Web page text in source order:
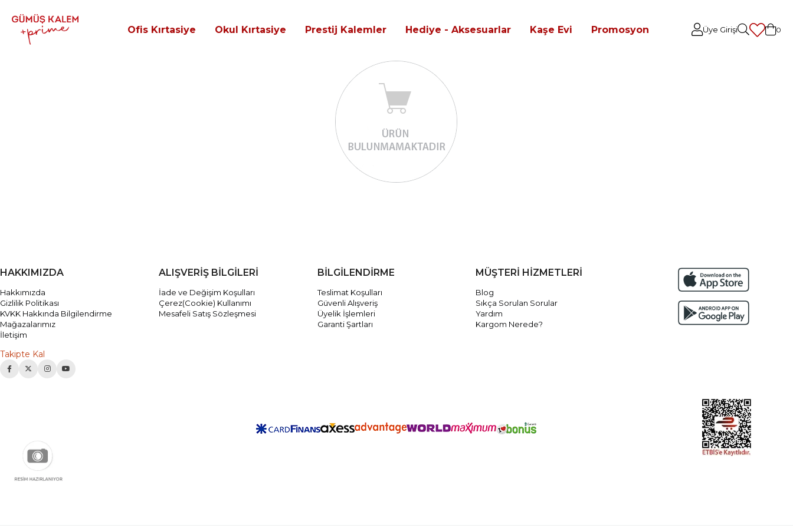
Ofis Kırtasiye Okul Kırtasiye Prestij Kalemler Hediye - Aksesuarlar Kaşe Evi Promosyon Üye Girişi 0
HAKKIMIZDA
Hakkımızda
Gizlilik Politikası
KVKK Hakkında Bilgilendirme
Mağazalarımız
İletişim
Takipte Kal
ALIŞVERİŞ BİLGİLERİ
İade ve Değişim Koşulları
Çerez(Cookie) Kullanımı
Mesafeli Satış Sözleşmesi
BİLGİLENDİRME
Teslimat Koşulları
Güvenli Alışveriş
Üyelik İşlemleri
Garanti Şartları
MÜŞTERİ HİZMETLERİ
Blog
Sıkça Sorulan Sorular
Yardım
Kargom Nerede?